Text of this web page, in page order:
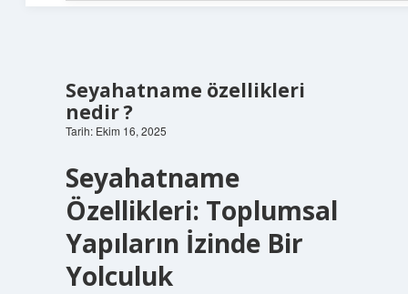
Seyahatname özellikleri
nedir ?
Tarih: Ekim 16, 2025
Seyahatname
Özellikleri: Toplumsal
Yapıların İzinde Bir
Yolculuk